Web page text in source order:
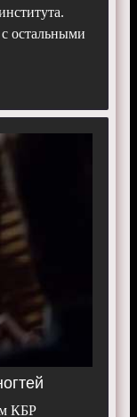
остальными
КБР